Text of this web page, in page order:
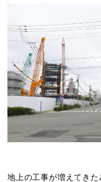
地上の工事が増えてき